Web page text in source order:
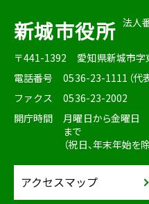
新城市役所 法人
〒441-1392
愛知県新城市
電話番号
0536-23-1111（代表
ファクス
0536-23-2002
開庁時間
月曜日から金曜日
まで
（祝日、年末年始を除
アクセスマップ